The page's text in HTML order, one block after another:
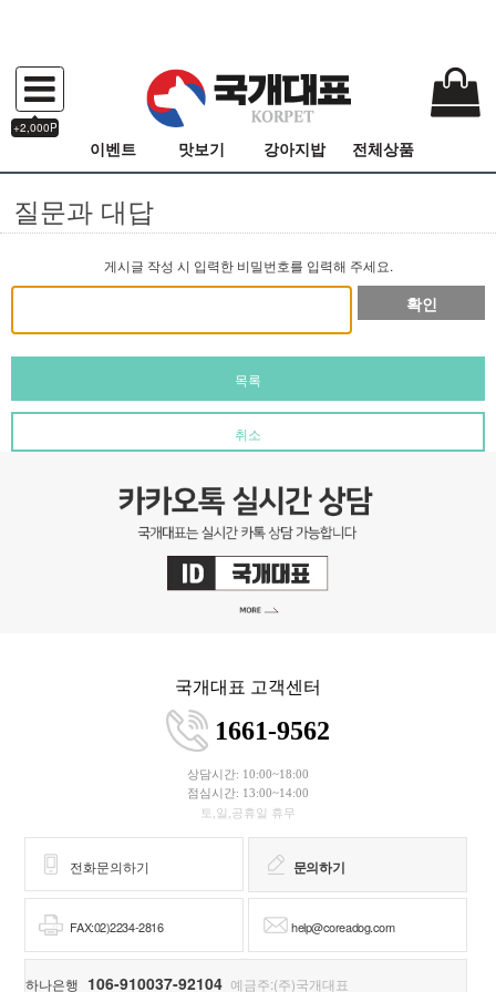
+2,000P
이벤트 맛보기 강아지밥 전체상품
질문과 대답
게시글 작성 시 입력한 비밀번호를 입력해 주세요.
확인
목록
취소
국개대표 고객센터
1661-9562
상담시간: 10:00~18:00
점심시간: 13:00~14:00
토,일,공휴일 휴무
전화문의하기 문의하기
FAX:02)2234-2816 help@coreadog.com
하나은행 106-910037-92104 예금주:(주)국개대표